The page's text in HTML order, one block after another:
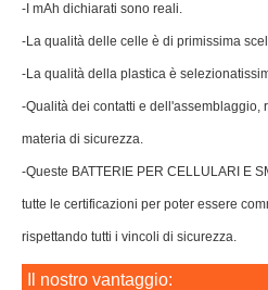
-I mAh dichiarati sono reali.
-La qualità delle celle è di primissima
-La qualità della plastica è
-Qualità dei contatti e dell'assemblaggio,
materia di sicurezza.
-Queste BATTERIE PER CELLULARI E
tutte le certificazioni per poter essere
rispettando tutti i vincoli di sicurezza.
Il nostro vantaggio: